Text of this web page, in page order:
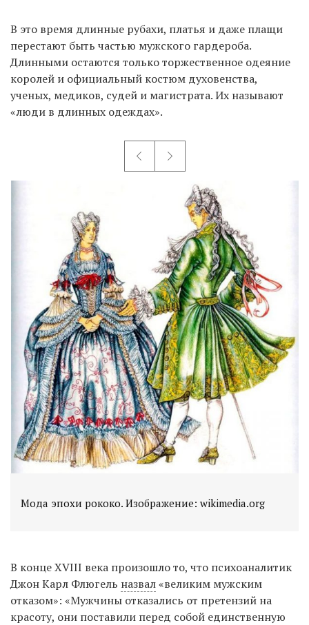
В это время длинные рубахи, платья и даже плащи
перестают быть частью мужского гардероба.
Длинными остаются только торжественное одеяние
королей и официальный костюм духовенства,
ученых, медиков, судей и магистрата. Их называют
«люди в длинных одеждах».
Мода эпохи рококо. Изображение: wikimedia.org
В конце XVIII века произошло то, что психоаналитик
Джон Карл Флюгель назвал«великим мужским
отказом»: «Мужчины отказались от претензий на
красоту, они поставили перед собой единственную